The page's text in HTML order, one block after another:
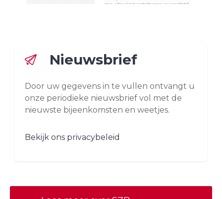
Nieuwsbrief
Door uw gegevens in te vullen ontvangt u
onze periodieke nieuwsbrief vol met de
nieuwste bijeenkomsten en weetjes.
Bekijk ons privacybeleid